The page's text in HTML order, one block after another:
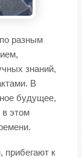
разным
знаний,
В
будущее,
этом
прибегают к